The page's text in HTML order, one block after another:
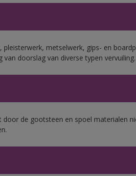
metselwerk, gips- en
doorslag van diverse typen vervuiling.
de gootsteen en spoel materialen